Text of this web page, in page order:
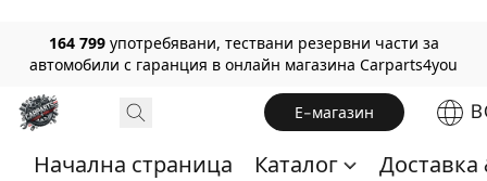
164 799 употребявани, тествани резервни части за
автомобили с гаранция в онлайн магазина Carparts4you
Е-магазин
Начална страница Каталог Доставка